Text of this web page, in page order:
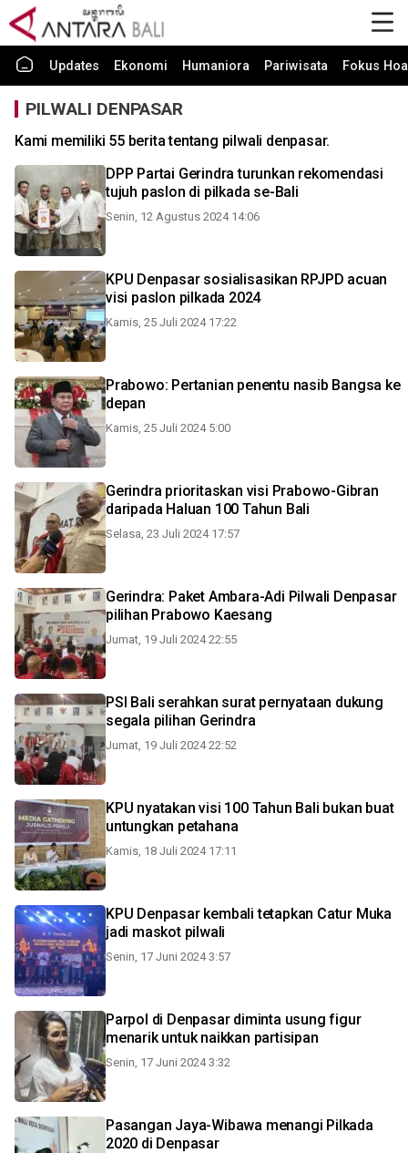
Updates Ekonomi Humaniora Pariwisata Fokus
PILWALI DENPASAR
Kami memiliki 55 berita tentang pilwali denpasar.
DPP Partai Gerindra turunkan rekomendasi
tujuh paslon di pilkada se-Bali
Senin, 12 Agustus 2024 14:06
KPU Denpasar sosialisasikan RPJPD acuan
visi paslon pilkada 2024
Kamis, 25 Juli 2024 17:22
Prabowo: Pertanian penentu nasib Bangsa ke
depan
Kamis, 25 Juli 2024 5:00
Gerindra prioritaskan visi Prabowo-Gibran
daripada Haluan 100 Tahun Bali
Selasa, 23 Juli 2024 17:57
Gerindra: Paket Ambara-Adi Pilwali Denpasar
pilihan Prabowo Kaesang
Jumat, 19 Juli 2024 22:55
PSI Bali serahkan surat pernyataan dukung
segala pilihan Gerindra
Jumat, 19 Juli 2024 22:52
KPU nyatakan visi 100 Tahun Bali bukan buat
untungkan petahana
Kamis, 18 Juli 2024 17:11
KPU Denpasar kembali tetapkan Catur Muka
jadi maskot pilwali
Senin, 17 Juni 2024 3:57
Parpol di Denpasar diminta usung figur
menarik untuk naikkan partisipan
Senin, 17 Juni 2024 3:32
Pasangan Jaya-Wibawa menangi Pilkada
2020 di Denpasar